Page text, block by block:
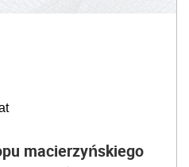
macierzyńskiego